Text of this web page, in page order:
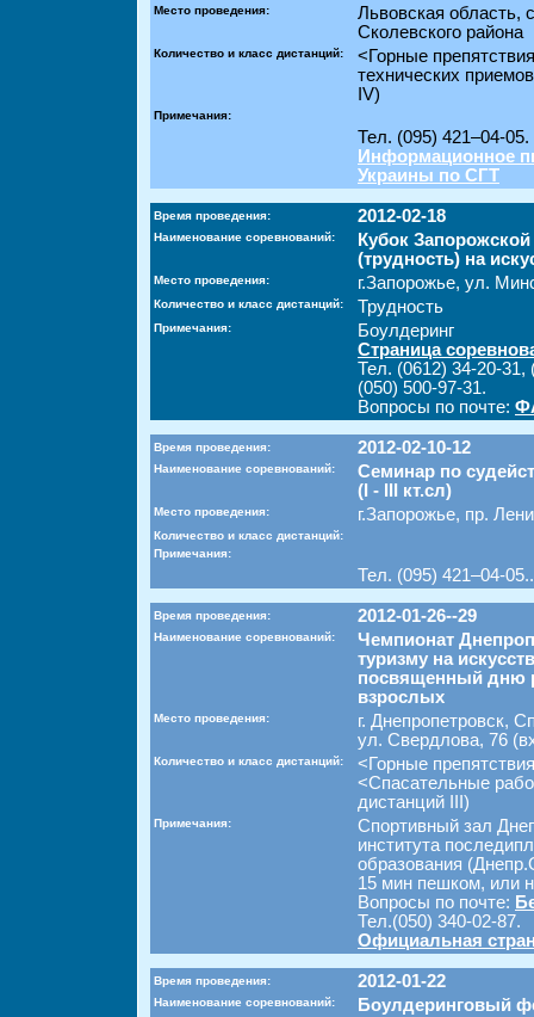
Место проведения:
Львовская область,
Сколевского района
Количество и класс дистанций:
<Горные
технических
IV)
Примечания:
Тел. (095) 421–04-05.
Информационное
Украины по СГТ
Время проведения: 2012-02-18
Наименование соревнований:
Кубок
(трудность) на
Место проведения: г.Запорожье, ул.
Количество и класс дистанций: Трудность
Примечания:
Боулдеринг
Страница
Тел. (0612) 34-20-31,
(050) 500-97-31.
Вопросы по почте:
Время проведения: 2012-02-10-12
Наименование соревнований:
Семинар по
(I - III кт.сл)
Место проведения: г.Запорожье, пр.
Количество и класс дистанций:
Примечания:
Тел. (095) 421–04-05..
Время проведения: 2012-01-26--29
Наименование соревнований:
Чемпионат
туризму на
посвященный дню
взрослых
Место проведения:
г. Днепропетровск,
ул. Свердлова, 76
Количество и класс дистанций:
<Горные
<Спасательные
дистанций III)
Примечания:
Спортивный зал
института
образования
15 мин пешком, или
Вопросы по почте:
Тел.(050) 340-02-87.
Официальная
Время проведения: 2012-01-22
Наименование соревнований: Боулдеринговый